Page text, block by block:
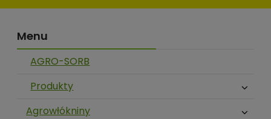
Menu
AGRO-SORB
Produkty
Agrowłókniny